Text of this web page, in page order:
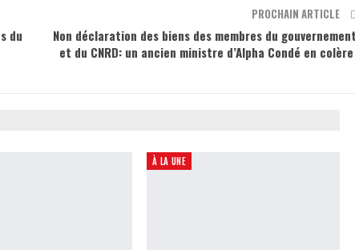
du
PROCHAIN ARTICLE
Non déclaration des biens des membres du
et du CNRD: un ancien ministre d’Alpha Condé en
À LA UNE